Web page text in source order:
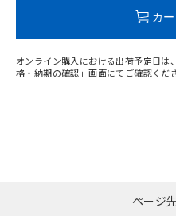
カ
オンライン購入における出荷予定日
格・納期の確認」画面にてご確認くだ
ページ